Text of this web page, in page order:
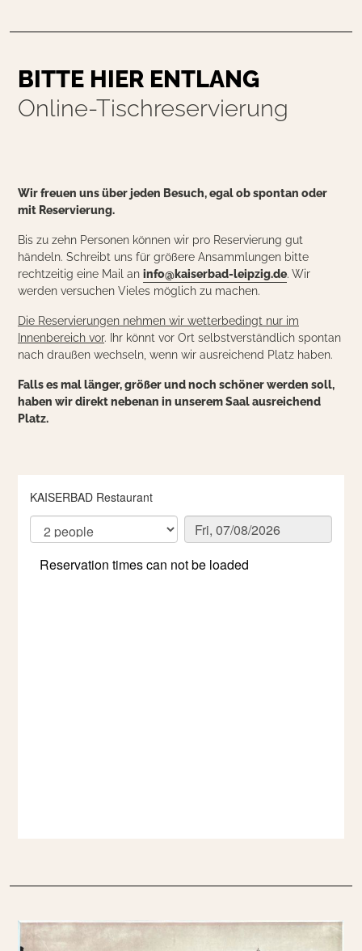
BITTE HIER ENTLANG
Online-Tischreservierung
Wir freuen uns über jeden Besuch, egal ob spontan oder
mit Reservierung.
Bis zu zehn Personen können wir pro Reservierung gut
händeln. Schreibt uns für größere Ansammlungen bitte
rechtzeitig eine Mail an info@kaiserbad-leipzig.de. Wir
werden versuchen Vieles möglich zu machen.
Die Reservierungen nehmen wir wetterbedingt nur im
Innenbereich vor. Ihr könnt vor Ort selbstverständlich spontan
nach draußen wechseln, wenn wir ausreichend Platz haben.
Falls es mal länger, größer und noch schöner werden soll,
haben wir direkt nebenan in unserem Saal ausreichend
Platz.